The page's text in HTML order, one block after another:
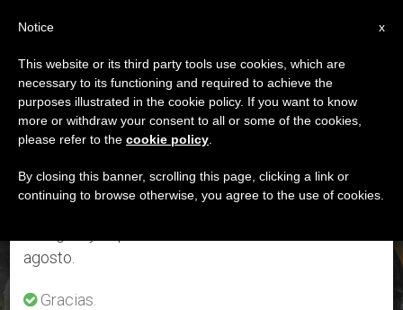
DÍA
Agosto 20th, 2018
ÚLTIMAS NOTICIAS
×
Aviso importante
Del 27 de julio al 7 de agosto haremos la pausa
anual, aprovechando que en el periodo de verano
se generan menos informaciones y también el
agosto.
Gracias.
x
Notice
This website or its third party tools use cookies, which are
necessary to its functioning and required to achieve the
purposes illustrated in the cookie policy. If you want to know
more or withdraw your consent to all or some of the cookies,
please refer to the cookie policy
By closing this banner, scrolling this page, clicking a link or
continuing to browse otherwise, you agree to the use of cookies.